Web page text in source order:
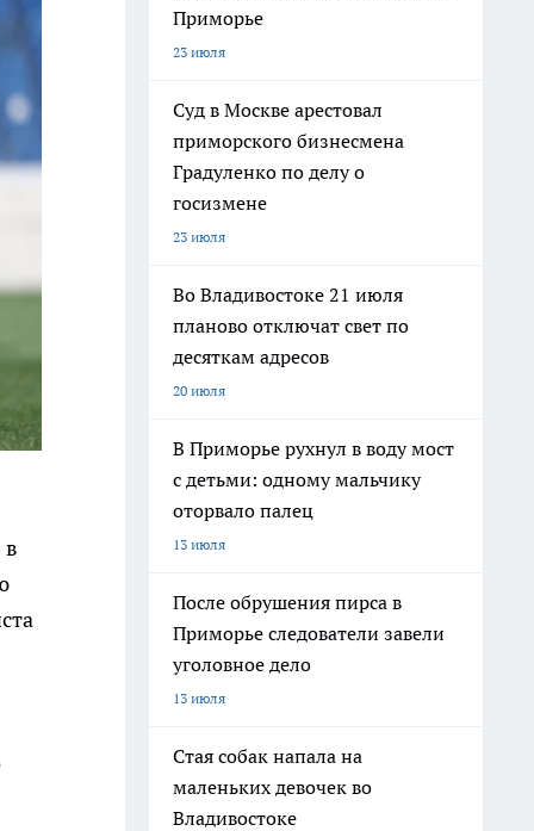
в
Приморье
23 июля
Суд в Москве арестовал
приморского бизнесмена
Градуленко по делу о
госизмене
23 июля
Во Владивостоке 21 июля
планово отключат свет по
десяткам адресов
20 июля
В Приморье рухнул в воду мост
с детьми: одному мальчику
оторвало палец
13 июля
После обрушения пирса в
Приморье следователи завели
уголовное дело
13 июля
Стая собак напала на
маленьких девочек во
Владивостоке